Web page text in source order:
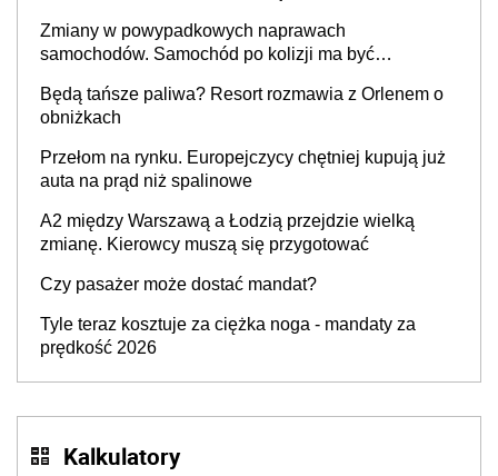
Zmiany w powypadkowych naprawach
samochodów. Samochód po kolizji ma być
producenta
Będą tańsze paliwa? Resort rozmawia z Orlenem o
obniżkach
Przełom na rynku. Europejczycy chętniej kupują już
auta na prąd niż spalinowe
A2 między Warszawą a Łodzią przejdzie wielką
zmianę. Kierowcy muszą się przygotować
Czy pasażer może dostać mandat?
Tyle teraz kosztuje za ciężka noga - mandaty za
prędkość 2026
Kalkulatory